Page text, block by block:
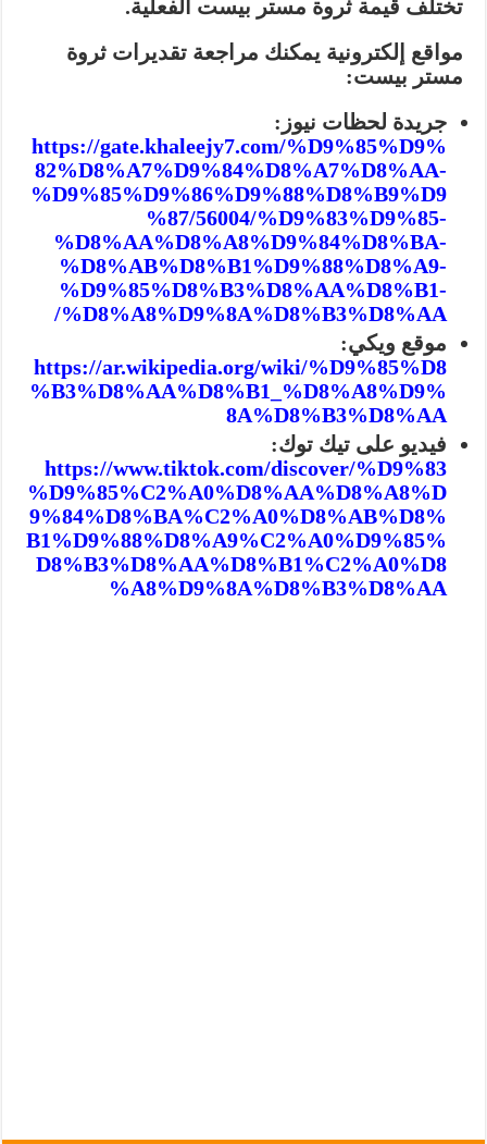
تختلف قيمة ثروة مستر بيست الفعلية.
مواقع إلكترونية يمكنك مراجعة تقديرات ثروة
مستر بيست:
جريدة لحظات نيوز:
https://gate.khaleejy7.com/%D9%85%D9%
82%D8%A7%D9%84%D8%A7%D8%AA-
%D9%85%D9%86%D9%88%D8%B9%D9
%87/56004/%D9%83%D9%85-
%D8%AA%D8%A8%D9%84%D8%BA-
%D8%AB%D8%B1%D9%88%D8%A9-
%D9%85%D8%B3%D8%AA%D8%B1-
%D8%A8%D9%8A%D8%B3%D8%AA/
موقع ويكي:
https://ar.wikipedia.org/wiki/%D9%85%D8
%B3%D8%AA%D8%B1_%D8%A8%D9%
8A%D8%B3%D8%AA
فيديو على تيك توك:
https://www.tiktok.com/discover/%D9%83
%D9%85%C2%A0%D8%AA%D8%A8%D
9%84%D8%BA%C2%A0%D8%AB%D8%
B1%D9%88%D8%A9%C2%A0%D9%85%
D8%B3%D8%AA%D8%B1%C2%A0%D8
%A8%D9%8A%D8%B3%D8%AA